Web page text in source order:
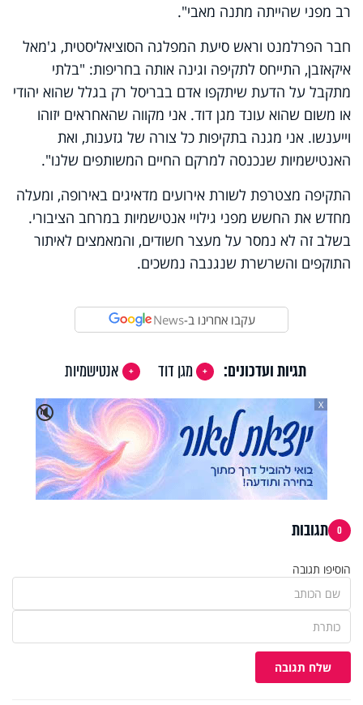
רב מפני שהייתה מתנה מאבי".
חבר הפרלמנט וראש סיעת המפלגה הסוציאליסטית, ג'מאל
איקאזבן, התייחס לתקיפה וגינה אותה בחריפות: "בלתי
מתקבל על הדעת שיתקפו אדם בבריסל רק בגלל שהוא יהודי
או משום שהוא עונד מגן דוד. אני מקווה שהאחראים יזוהו
וייענשו. אני מגנה בתקיפות כל צורה של גזענות, ואת
האנטישמיות שנכנסה למרקם החיים המשותפים שלנו".
התקיפה מצטרפת לשורת אירועים מדאיגים באירופה, ומעלה
מחדש את החשש מפני גילויי אנטישמיות במרחב הציבורי.
בשלב זה לא נמסר על מעצר חשודים, והמאמצים לאיתור
התוקפים והשרשרת שנגנבה נמשכים.
עקבו אחרינו ב-News
תגיות ועדכונים: מגן דוד
אנטישמיות
🔇
X
0 תגובות
הוסיפו תגובה
שלח תגובה